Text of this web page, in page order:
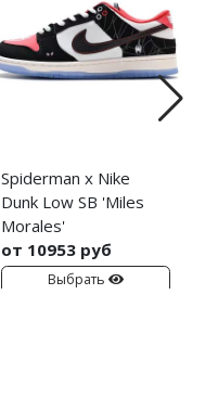
Spiderman x Nike
Dunk Low SB 'Miles
Morales'
от 10953 руб
Выбрать